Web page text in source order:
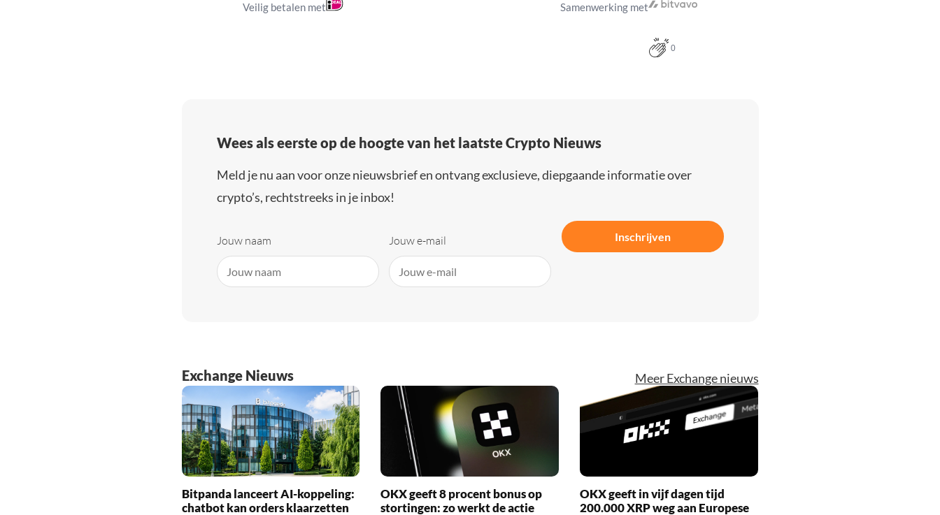
Veilig betalen met Samenwerking met
0
Wees als eerste op de hoogte van het laatste Crypto Nieuws
Meld je nu aan voor onze nieuwsbrief en ontvang exclusieve, diepgaande informatie over
crypto’s, rechtstreeks in je inbox!
Jouw naam Jouw e-mail Inschrijven
Exchange Nieuws Meer Exchange nieuws
Bitpanda lanceert AI-koppeling:
chatbot kan orders klaarzetten
OKX geeft 8 procent bonus op
stortingen: zo werkt de actie
OKX geeft in vijf dagen tijd
200.000 XRP weg aan Europese